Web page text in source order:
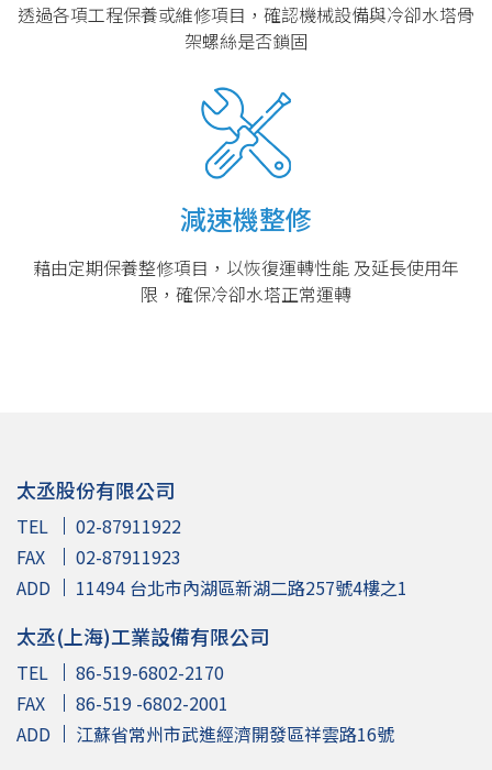
透過各項工程保養或維修項目，確認機械設備與冷卻水塔骨
架螺絲是否鎖固
減速機整修
藉由定期保養整修項目，以恢復運轉性能 及延長使用年
限，確保冷卻水塔正常運轉
太丞股份有限公司
TEL
02-87911922
FAX
02-87911923
ADD
11494 台北市內湖區新湖二路257號4樓之1
太丞(上海)工業設備有限公司
TEL
86-519-6802-2170
FAX
86-519 -6802-2001
ADD
江蘇省常州市武進經濟開發區祥雲路16號